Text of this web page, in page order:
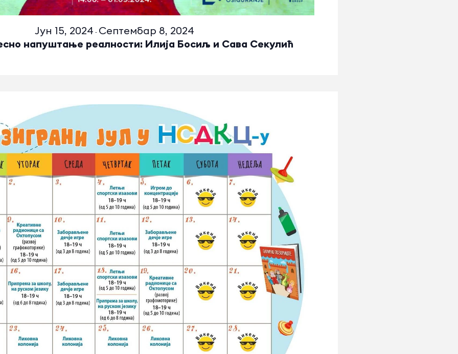
напуштање реалности: Илија Босиљ и Сава Секулић
Јун 15, 2024 - Септембар 8, 2024